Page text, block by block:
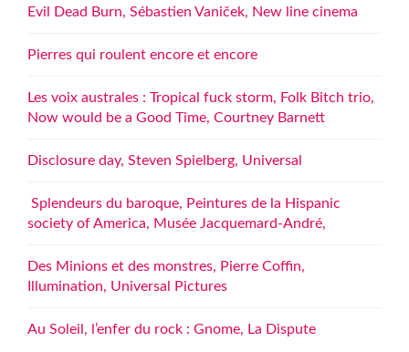
Evil Dead Burn, Sébastien Vaniček, New line cinema
Pierres qui roulent encore et encore
Les voix australes : Tropical fuck storm, Folk Bitch trio,
Now would be a Good Time, Courtney Barnett
Disclosure day, Steven Spielberg, Universal
Splendeurs du baroque, Peintures de la Hispanic
society of America, Musée Jacquemard-André,
Des Minions et des monstres, Pierre Coffin,
Illumination, Universal Pictures
Au Soleil, l’enfer du rock : Gnome, La Dispute